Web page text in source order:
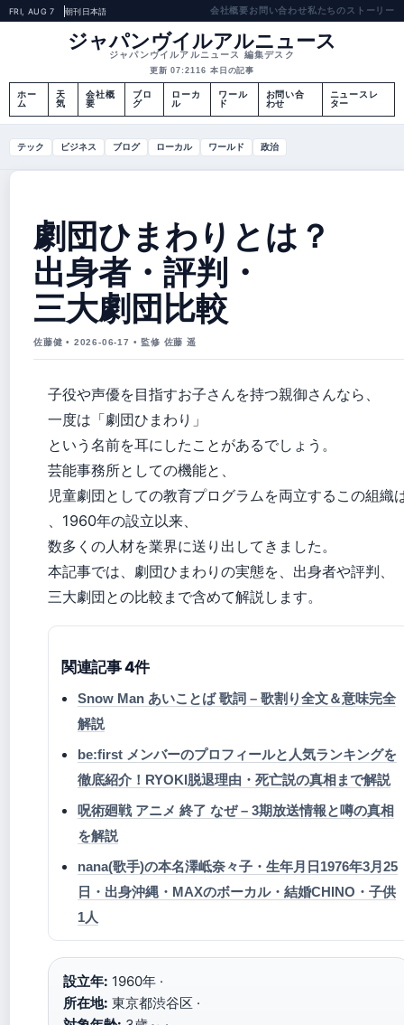
FRI, AUG 7 朝刊日本語 会社概要お問い合わせ私たちのストーリー
ジャパンヴイルアルニュース
ジャパンヴイルアルニュース 編集デスク
更新 07:2116 本日の記事
ホー
ム
天
気
会社概
要
ブロ
グ
ローカ
ル
ワール
ド
お問い合
わせ
ニュースレ
ター
テック ビジネス ブログ ローカル ワールド 政治
劇団ひまわりとは？
出身者・評判・
三大劇団比較
佐藤健 • 2026-06-17 • 監修 佐藤 遥
子役や声優を目指すお子さんを持つ親御さんなら、
一度は「劇団ひまわり」
という名前を耳にしたことがあるでしょう。
芸能事務所としての機能と、
児童劇団としての教育プログラムを両立するこの組織
、1960年の設立以来、
数多くの人材を業界に送り出してきました。
本記事では、劇団ひまわりの実態を、出身者や評判、
三大劇団との比較まで含めて解説します。
関連記事 4件
Snow Man あいことば 歌詞 – 歌割り全文＆意味完全
解説
be:first メンバーのプロフィールと人気ランキングを
徹底紹介！RYOKI脱退理由・死亡説の真相まで解説
呪術廻戦 アニメ 終了 なぜ – 3期放送情報と噂の真相
を解説
nana(歌手)の本名澤岻奈々子・生年月日1976年3月25
日・出身沖縄・MAXのボーカル・結婚CHINO・子供
1人
設立年: 1960年 ·
所在地: 東京都渋谷区 ·